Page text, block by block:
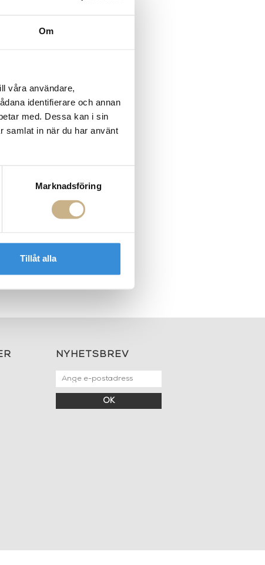
Om
våra användare,
identifierare och annan
med. Dessa kan i sin
samlat in när du har använt
Marknadsföring
Tillåt alla
NYHETSBREV
OK